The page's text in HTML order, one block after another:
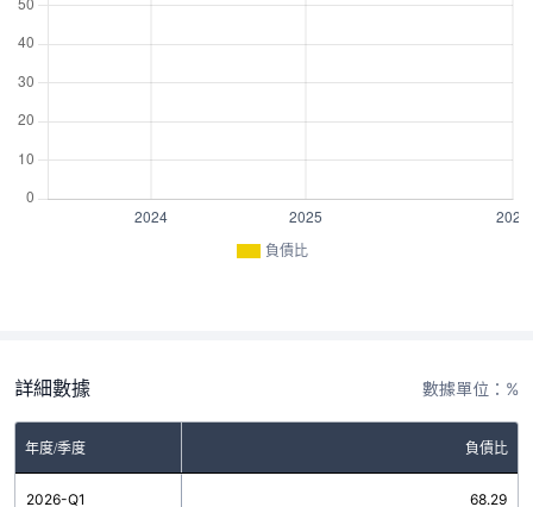
負債比
詳細數據 數據單位：%
年度/季度 負債比
2026-Q1 68.29